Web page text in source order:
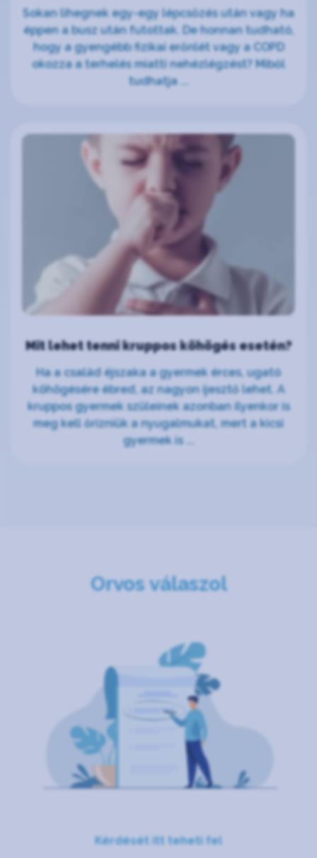
Sokan lihegnek egy-egy lépcsőzés után vagy ha
éppen a busz után futottak. De honnan tudható,
hogy a gyengébb fizikai erőnlét vagy a COPD
okozza a terhelés miatti nehézlégzést? Miből
tudhatja ...
Mit lehet tenni kruppos köhögés esetén?
Ha a család éjszaka a gyermek érces, ugató
köhögésére ébred, az nagyon ijesztő lehet. A
kruppos gyermek szüleinek azonban ilyenkor is
meg kell őrizniük a nyugalmukat, mert a kicsi
gyermek is ...
Orvos válaszol
Kérdését itt teheti fel